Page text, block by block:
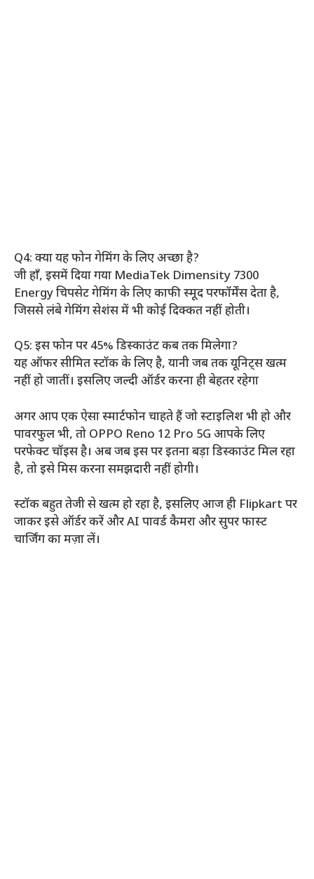
Q4: क्या यह फोन गेमिंग के लिए अच्छा है?
जी हाँ, इसमें दिया गया MediaTek Dimensity 7300
Energy चिपसेट गेमिंग के लिए काफी स्मूद परफॉर्मेंस देता है,
जिससे लंबे गेमिंग सेशंस में भी कोई दिक्कत नहीं होती।
Q5: इस फोन पर 45% डिस्काउंट कब तक मिलेगा?
यह ऑफर सीमित स्टॉक के लिए है, यानी जब तक यूनिट्स खत्म
नहीं हो जातीं। इसलिए जल्दी ऑर्डर करना ही बेहतर रहेगा
अगर आप एक ऐसा स्मार्टफोन चाहते हैं जो स्टाइलिश भी हो और
पावरफुल भी, तो OPPO Reno 12 Pro 5G आपके लिए
परफेक्ट चॉइस है। अब जब इस पर इतना बड़ा डिस्काउंट मिल रहा
है, तो इसे मिस करना समझदारी नहीं होगी।
स्टॉक बहुत तेजी से खत्म हो रहा है, इसलिए आज ही Flipkart पर
जाकर इसे ऑर्डर करें और AI पावर्ड कैमरा और सुपर फास्ट
चार्जिंग का मज़ा लें।